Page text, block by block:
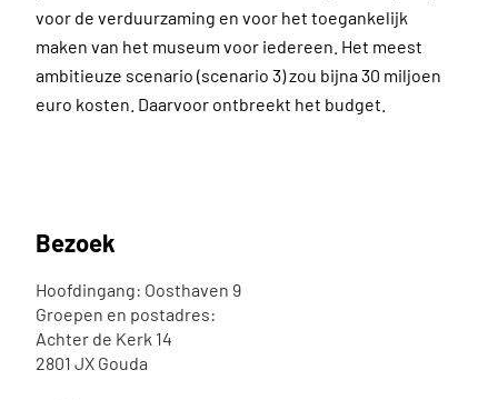
voor de verduurzaming en voor het toegankelijk
maken van het museum voor iedereen. Het meest
ambitieuze scenario (scenario 3) zou bijna 30 miljoen
euro kosten. Daarvoor ontbreekt het budget.
Bezoek
Hoofdingang: Oosthaven 9
Groepen en postadres:
Achter de Kerk 14
2801 JX Gouda